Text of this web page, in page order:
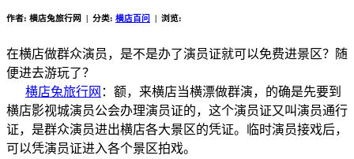
作者: 横店兔旅行网 | 分类: 横店百问 | 浏览:
在横店做群众演员，是不是办了演员证就可以免费进景区？随
便进去游玩了？
横店兔旅行网 ：额，来横店当横漂做群演，的确是先要到
横店影视城演员公会办理演员证的，这个演员证又叫演员通行
证，是群众演员进出横店各大景区的凭证。临时演员接戏后，
可以凭演员证进入各个景区拍戏。